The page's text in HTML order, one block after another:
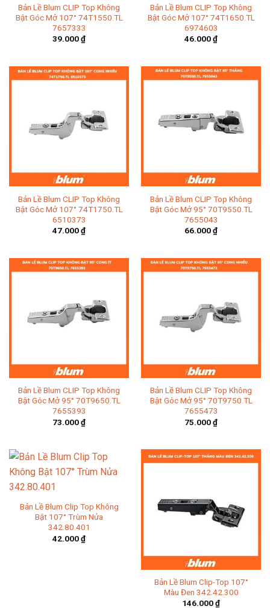
Bản Lề Blum CLIP Top Không
Bật Góc Mở 107° 74T1550.TL
7657333
39.000₫
Bản Lề Blum CLIP Top Không
Bật Góc Mở 107° 74T1650.TL
6974603
46.000₫
Bản Lề Blum CLIP Top Không
Bật Góc Mở 107° 74T1750.TL
6510373
47.000₫
Bản Lề Blum CLIP Top Không
Bật Góc Mở 95° 70T9550.TL
7655043
66.000₫
Bản Lề Blum CLIP Top Không
Bật Góc Mở 95° 70T9650.TL
7655393
73.000₫
Bản Lề Blum CLIP Top Không
Bật Góc Mở 95° 70T9750.TL
7655473
75.000₫
Bản Lề Blum Clip Top Không
Bật 107° Trùm Nửa
342.80.401
42.000₫
Bản Lề Blum Clip-Top 107°
Màu Đen 342.42.300
146.000₫